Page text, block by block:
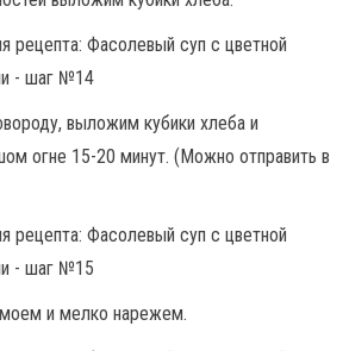
выложим кубики хлеба и
огне 15-20 минут. (Можно отправить в
и мелко нарежем.